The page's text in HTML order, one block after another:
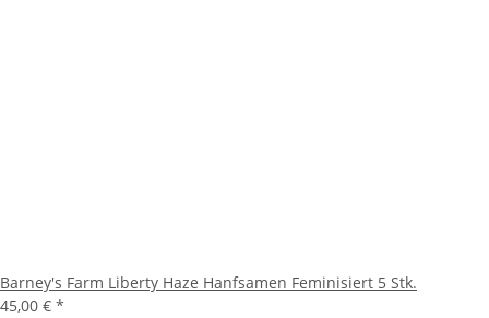
Barney's Farm Liberty Haze Hanfsamen Feminisiert 5 Stk.
45,00 € *